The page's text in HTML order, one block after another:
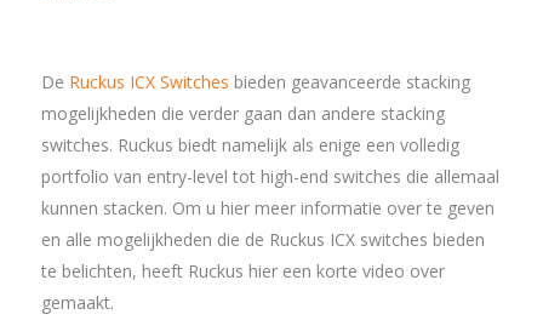
De Ruckus ICX Switches bieden geavanceerde stacking
mogelijkheden die verder gaan dan andere stacking
switches. Ruckus biedt namelijk als enige een volledig
portfolio van entry-level tot high-end switches die allemaal
kunnen stacken. Om u hier meer informatie over te geven
en alle mogelijkheden die de Ruckus ICX switches bieden
te belichten, heeft Ruckus hier een korte video over
gemaakt.